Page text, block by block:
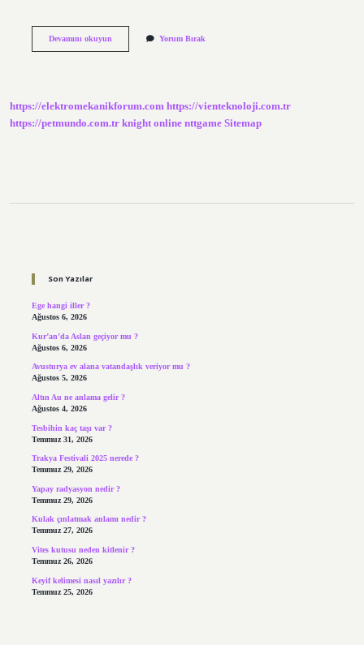
Devamını okuyunNamazda
Yorum Bırak
https://elektromekanikforum.com https://vienteknoloji.com.tr
https://petmundo.com.tr knight online nttgame Sitemap
Son Yazılar
Ege hangi iller ?
Ağustos 6, 2026
Kur’an’da Aslan geçiyor mu ?
Ağustos 6, 2026
Avusturya ev alana vatandaşlık veriyor mu ?
Ağustos 5, 2026
Altın Au ne anlama gelir ?
Ağustos 4, 2026
Tesbihin kaç taşı var ?
Temmuz 31, 2026
Trakya Festivali 2025 nerede ?
Temmuz 29, 2026
Yapay radyasyon nedir ?
Temmuz 29, 2026
Kulak çınlatmak anlamı nedir ?
Temmuz 27, 2026
Vites kutusu neden kitlenir ?
Temmuz 26, 2026
Keyif kelimesi nasıl yazılır ?
Temmuz 25, 2026